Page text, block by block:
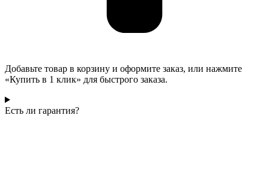
Добавьте товар в корзину и оформите заказ, или нажмите
«Купить в 1 клик» для быстрого заказа.
Есть ли гарантия?